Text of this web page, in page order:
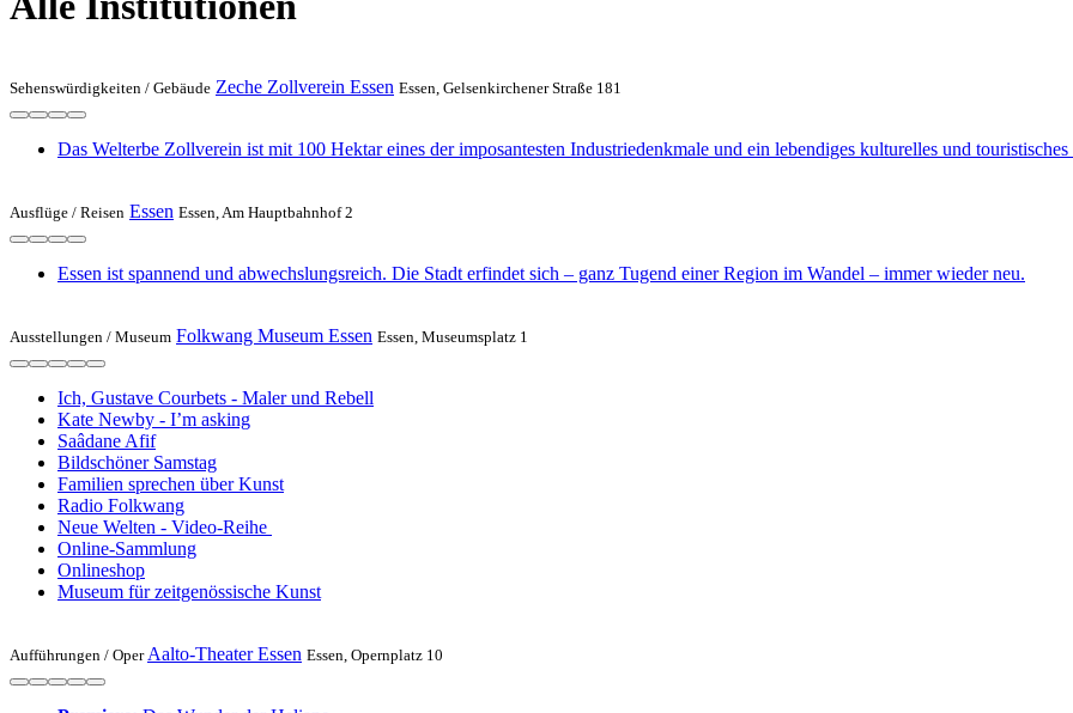
Sehenswürdigkeiten / Gebäude Zeche Zollverein Essen Essen, Gelsenkirchener Straße 181
Das Welterbe Zollverein ist mit 100 Hektar eines der imposantesten Industriedenkmale und ein lebendiges kulturelles und
Ausflüge / Reisen Essen Essen, Am Hauptbahnhof 2
Essen ist spannend und abwechslungsreich. Die Stadt erfindet sich – ganz Tugend einer Region im Wandel – immer wieder neu.
Ausstellungen / Museum Folkwang Museum Essen Essen, Museumsplatz 1
Ich, Gustave Courbets - Maler und Rebell
Kate Newby - I’m asking
Saâdane Afif
Bildschöner Samstag
Familien sprechen über Kunst
Radio Folkwang
Neue Welten - Video-Reihe
Online-Sammlung
Onlineshop
Museum für zeitgenössische Kunst
Aufführungen / Oper Aalto-Theater Essen Essen, Opernplatz 10